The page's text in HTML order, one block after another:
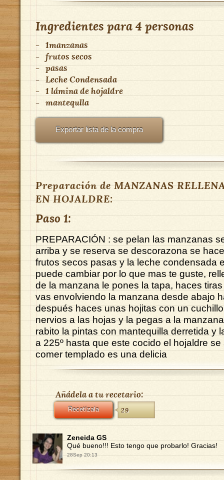
Ingredientes para4 personas
- 1manzanas
- frutos secos
- pasas
- Leche Condensada
- 1 lámina de hojaldre
- mantequlla
Exportar lista de la compra
Preparación de MANZANAS
EN HOJALDRE:
Paso 1:
PREPARACIÓN : se pelan las manzanas
arriba y se reserva se descorazona se
frutos secos pasas y la leche condensada
puede cambiar por lo que mas te guste,
de la manzana le pones la tapa, haces
vas envolviendo la manzana desde abajo
después haces unas hojitas con un
nervios a las hojas y la pegas a la
rabito la pintas con mantequilla derretida y
a 225º hasta que este cocido el hojaldre
comer templado es una delicia
Añádela a tu recetario:
Recetízala 29
Zeneida GS
Qué bueno!!! Esto tengo que probarlo! Gracias!
28Sep 20:13